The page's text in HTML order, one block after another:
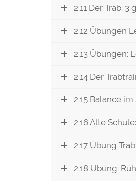
2.11 Der Trab:
2.12 Übungen
2.13 Übungen:
2.14 Der
2.15 Balance
2.16 Alte
2.17 Übung
2.18 Übung: